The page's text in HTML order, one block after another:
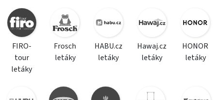
FIRO-
tour
letáky
Frosch
letáky
HABU.cz
letáky
Hawaj.cz
letáky
HONOR
letáky